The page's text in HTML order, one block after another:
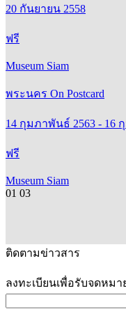
20 กันยายน 2558
ฟรี
Museum Siam
พระนคร On Postcard
14 กุมภาพันธ์ 2563 - 16
ฟรี
Museum Siam
01 03
ติดตามข่าวสาร
ลงทะเบียนเพื่อรับจดหมา